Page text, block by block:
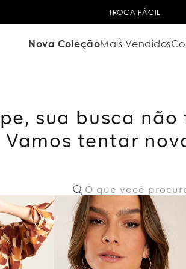
TROCA FÁCIL
Nova ColeçãoMais Vendidos
sua busca
Vamos tentar